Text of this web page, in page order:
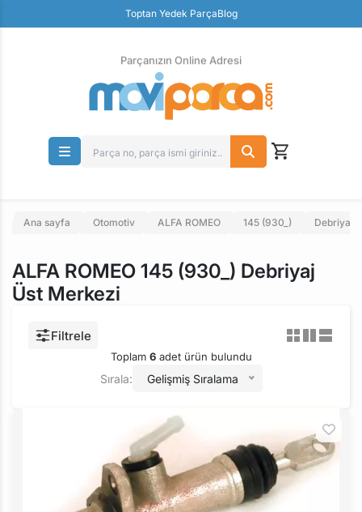
Toptan Yedek ParçaBlog
Ücretsiz İade
Parçanızın Online Adresi
Ana sayfa Otomotiv ALFA ROMEO 145 (930_) Debriyaj
ALFA ROMEO 145 (930_) Debriyaj
Üst Merkezi
Filtrele
Toplam 6adet ürün bulundu
Sırala: Gelişmiş Sıralama